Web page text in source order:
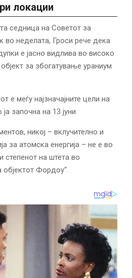
локации
седница на Советот за
во неделата, Гроси рече дека
е јасно видлива во високо
за збогатување ураниум
е меѓу најзначајните цели на
започна на 13 јуни.
никој – вклучително и
за атомска енергија – не е во
степенот на штета во
Фордоу“.